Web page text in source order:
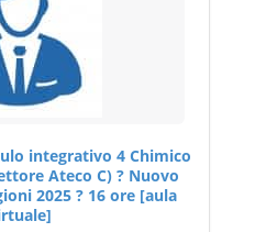
integrativo 4 Chimico
Ateco C) ? Nuovo
2025 ? 16 ore [aula